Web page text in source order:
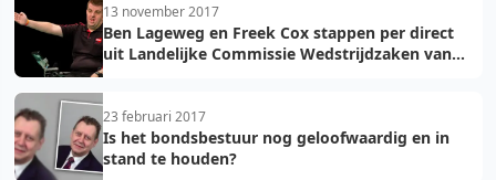
13 november 2017
Ben Lageweg en Freek Cox stappen per direct
uit Landelijke Commissie Wedstrijdzaken van
23 februari 2017
Is het bondsbestuur nog geloofwaardig en in
stand te houden?